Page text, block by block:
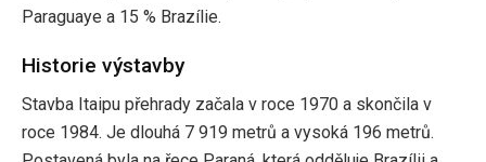
Paraguaye a 15 % Brazílie.
Historie výstavby
Stavba Itaipu přehrady začala v roce 1970 a skončila v
roce 1984. Je dlouhá 7 919 metrů a vysoká 196 metrů.